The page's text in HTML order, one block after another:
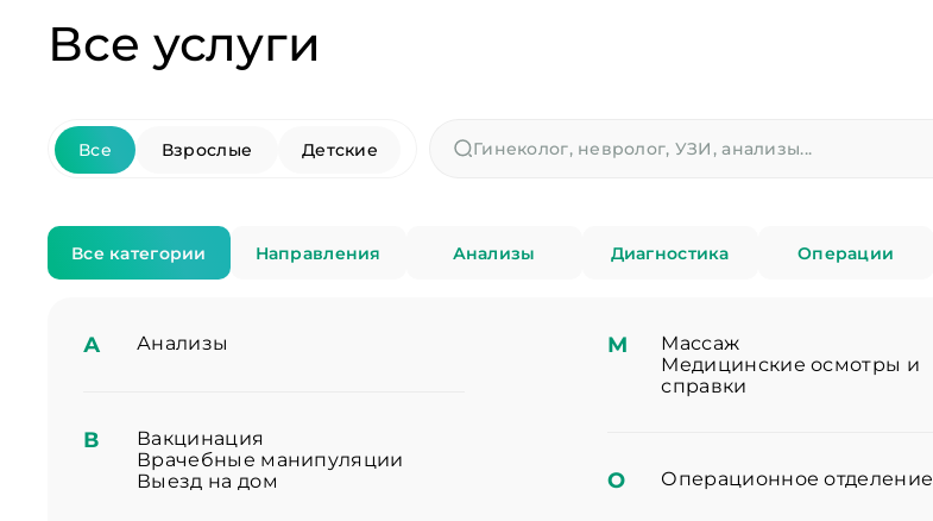
Все услуги
Все Взрослые Детские
Все категории Направления Анализы Диагностика Операции
А Анализы
В
Вакцинация
Врачебные манипуляции
Выезд на дом
М
Массаж
Медицинские осмотры и
справки
О Операционное отделение